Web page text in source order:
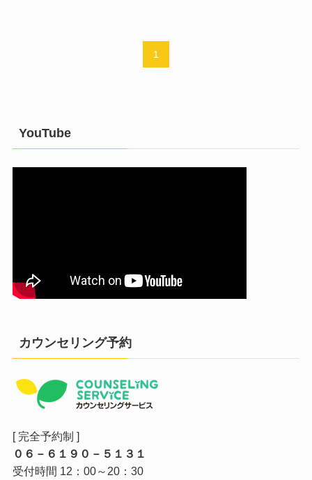
1
YouTube
カウンセリング予約
[ 完全予約制 ]
０６－６１９０－５１３１
受付時間 12：00～20：30